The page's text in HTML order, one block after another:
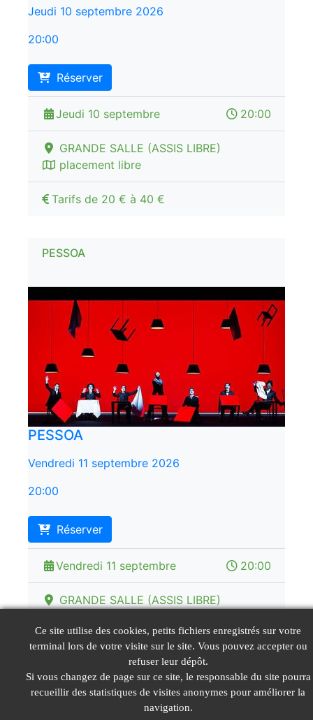
Jeudi 10 septembre 2026
20:00
Réserver
Jeudi 10 septembre 20:00
GRANDE SALLE (ASSIS LIBRE)
placement libre
Tarifs de 20 € à 40 €
PESSOA
PESSOA
Vendredi 11 septembre 2026
20:00
Réserver
Vendredi 11 septembre 20:00
GRANDE SALLE (ASSIS LIBRE)
Tarifs de 20 € à 40 €
Ce site utilise des cookies, petits fichiers enregistrés sur votre
terminal lors de votre visite sur le site. Vous pouvez accepter ou
refuser leur dépôt.
Si vous changez de page sur ce site, le responsable du site pourra
recueillir des statistiques de visites anonymes pour améliorer la
navigation.
Mentions Légales